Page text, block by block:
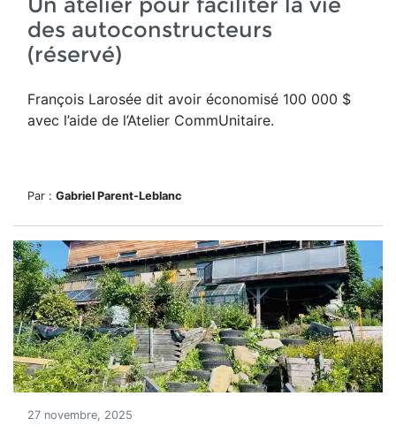
des autoconstructeurs
(réservé)
François Larosée dit avoir économisé 100 000 $
avec l’aide de l’Atelier CommUnitaire.
Par : Gabriel Parent-Leblanc
27 novembre, 2025